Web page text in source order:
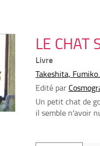
LE CHAT
Livre
Takeshita,
Edité par
Un petit chat de
il semble n'avoir